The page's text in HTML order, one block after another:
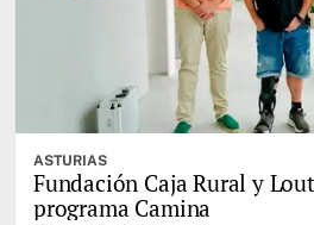
ASTURIAS
Fundación Caja Rural y
programa Camina